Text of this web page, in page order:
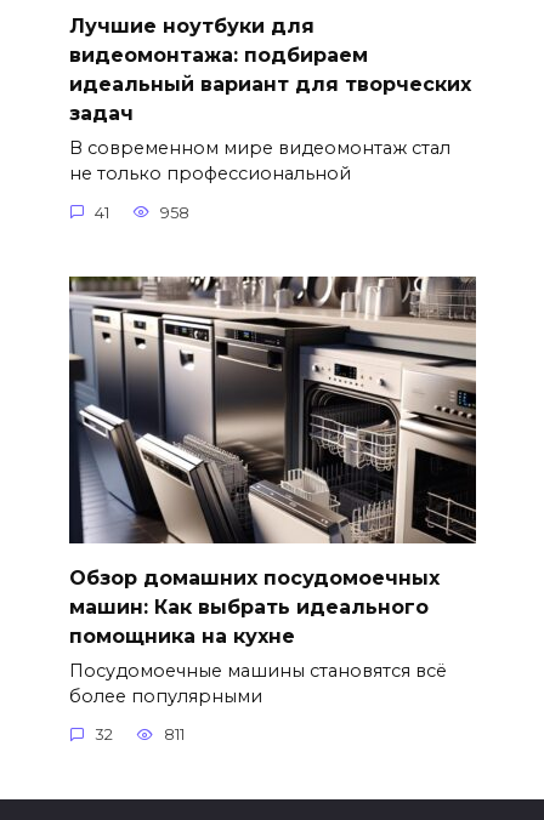
Лучшие ноутбуки для
видеомонтажа: подбираем
идеальный вариант для творческих
задач
В современном мире видеомонтаж стал
не только профессиональной
41 958
Обзор домашних посудомоечных
машин: Как выбрать идеального
помощника на кухне
Посудомоечные машины становятся всё
более популярными
32 811